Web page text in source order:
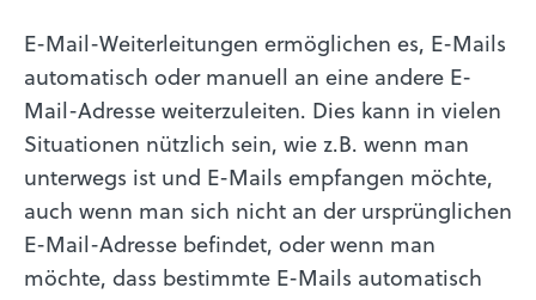
E-Mail-Weiterleitungen ermöglichen es, E-Mails
automatisch oder manuell an eine andere E-
Mail-Adresse weiterzuleiten. Dies kann in vielen
Situationen nützlich sein, wie z.B. wenn man
unterwegs ist und E-Mails empfangen möchte,
auch wenn man sich nicht an der ursprünglichen
E-Mail-Adresse befindet, oder wenn man
möchte, dass bestimmte E-Mails automatisch